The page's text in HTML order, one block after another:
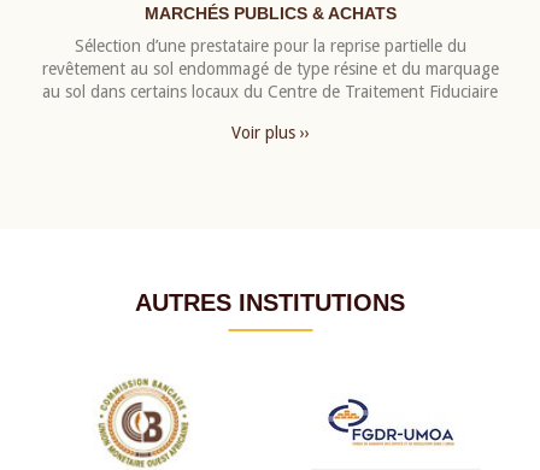
MARCHÉS PUBLICS & ACHATS
Sélection d’une prestataire pour la reprise partielle du
revêtement au sol endommagé de type résine et du marquage
au sol dans certains locaux du Centre de Traitement Fiduciaire
Voir plus ››
AUTRES INSTITUTIONS